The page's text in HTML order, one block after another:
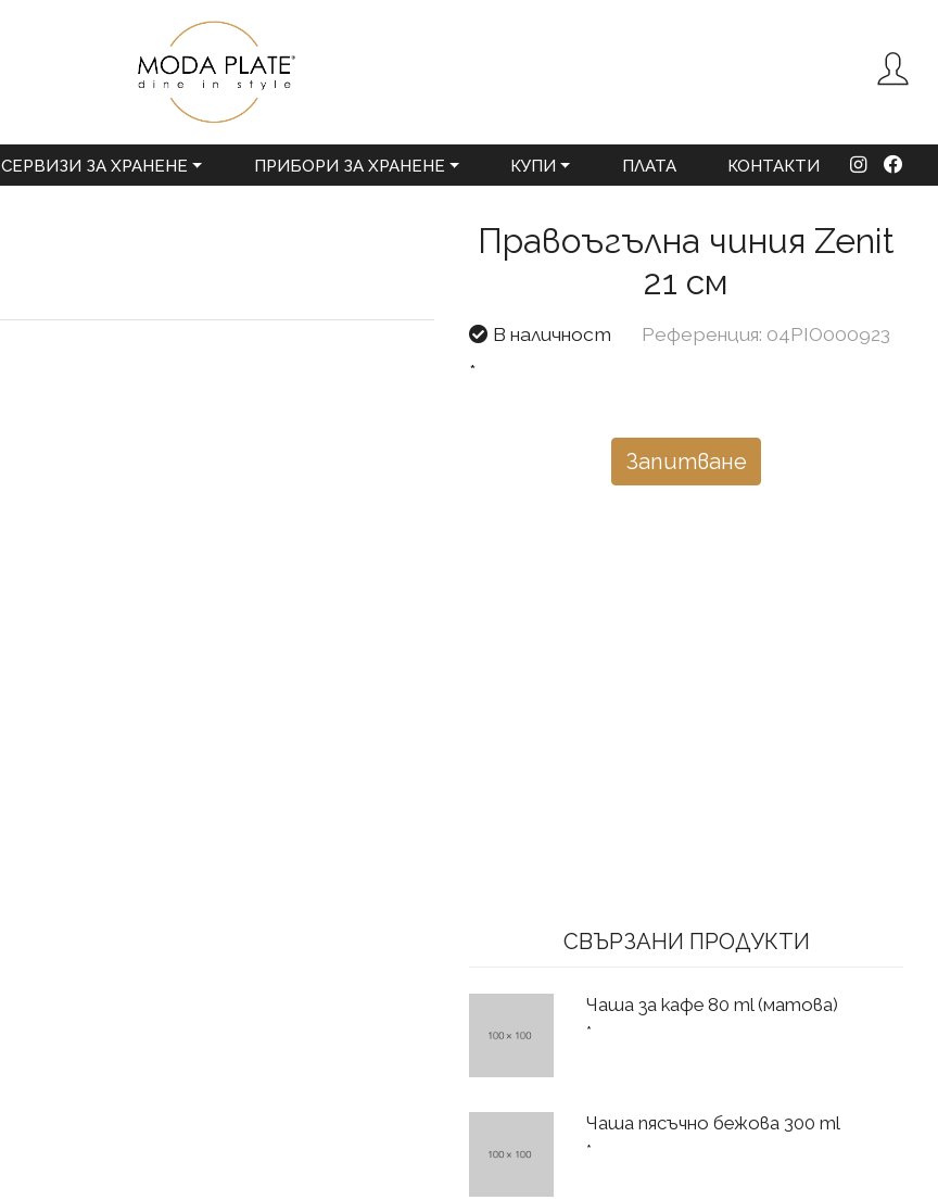
СЕРВИЗИ ЗА ХРАНЕНЕ ПРИБОРИ ЗА ХРАНЕНЕ КУПИ ПЛАТА КОНТАКТИ
Правоъгълна чиния Zenit
21 см
В наличност
Референция: 04PIO000923
*
Запитване
СВЪРЗАНИ ПРОДУКТИ
Чаша за кафе 80 ml (матова)
*
Чаша пясъчно бежова 300 ml
*